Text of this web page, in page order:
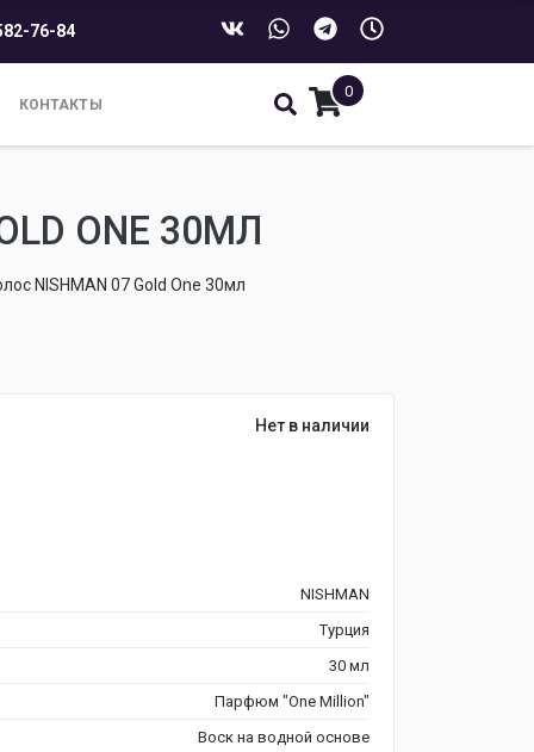
76-84
КОНТАКТЫ
0
ONE 30МЛ
NISHMAN 07 Gold One 30мл
Нет в наличии
NISHMAN
Турция
30 мл
Парфюм "One Million"
Воск на водной основе